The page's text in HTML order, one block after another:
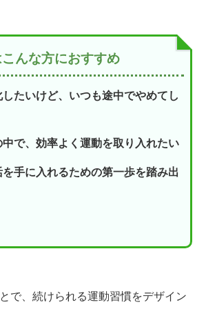
んな方におすすめ
たいけど、いつも途中でやめてし
で、効率よく運動を取り入れたい
手に入れるための第一歩を踏み出
で、続けられる運動習慣をデザイン